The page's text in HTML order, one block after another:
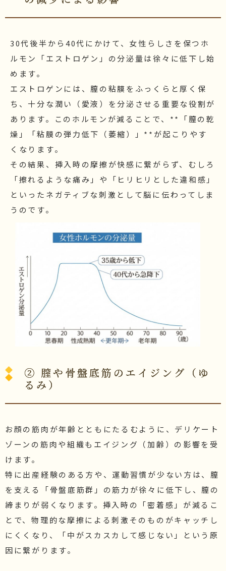
30代後半から40代にかけて、女性らしさを保つホ
ルモン「エストロゲン」の分泌量は徐々に低下し始
めます。
エストロゲンには、膣の粘膜をふっくらと厚く保
ち、十分な潤い（愛液）を分泌させる重要な役割が
あります。このホルモンが減ることで、**「膣の乾
燥」「粘膜の弾力低下（萎縮）」**が起こりやす
くなります。
その結果、挿入時の摩擦が快感に繋がらず、むしろ
「擦れるような痛み」や「ヒリヒリとした違和感」
といったネガティブな刺激として脳に伝わってしま
うのです。
② 膣や骨盤底筋のエイジング（ゆ
るみ）
お顔の筋肉が年齢とともにたるむように、デリケート
ゾーンの筋肉や組織もエイジング（加齢）の影響を受
けます。
特に出産経験のある方や、運動習慣が少ない方は、膣
を支える「骨盤底筋群」の筋力が徐々に低下し、膣の
締まりが弱くなります。挿入時の「密着感」が減るこ
とで、物理的な摩擦による刺激そのものがキャッチし
にくくなり、「中がスカスカして感じない」という原
因に繋がります。